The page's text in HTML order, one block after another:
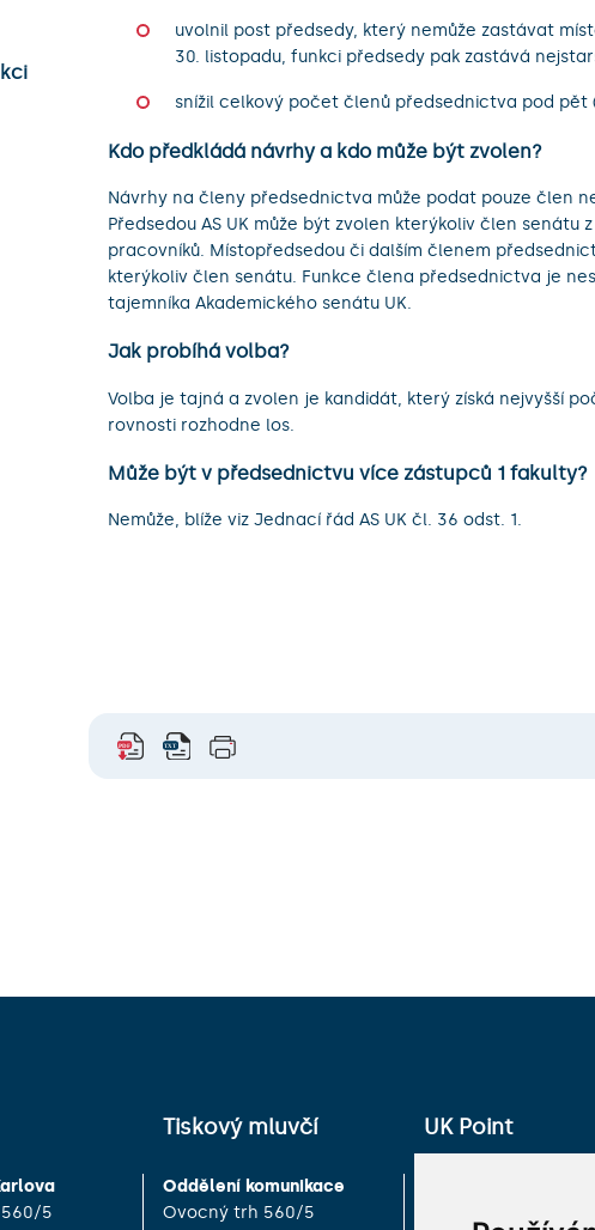
uvolnil post předsedy, který nemůže zastávat
30. listopadu, funkci předsedy pak zastává
snížil celkový počet členů předsednictva pod
Kdo předkládá návrhy a kdo může být zvolen?
Návrhy na členy předsednictva může podat pouze člen
Předsedou AS UK může být zvolen kterýkoliv člen senátu
pracovníků. Místopředsedou či dalším členem
kterýkoliv člen senátu. Funkce člena předsednictva je
tajemníka Akademického senátu UK.
Jak probíhá volba?
Volba je tajná a zvolen je kandidát, který získá nejvyšší
rovnosti rozhodne los.
Může být v předsednictvu více zástupců 1 fakulty?
Nemůže, blíže viz Jednací řád AS UK čl. 36 odst. 1.
5
Tiskový mluvčí
Oddělení komunikace
Ovocný trh 560/5
UK Point